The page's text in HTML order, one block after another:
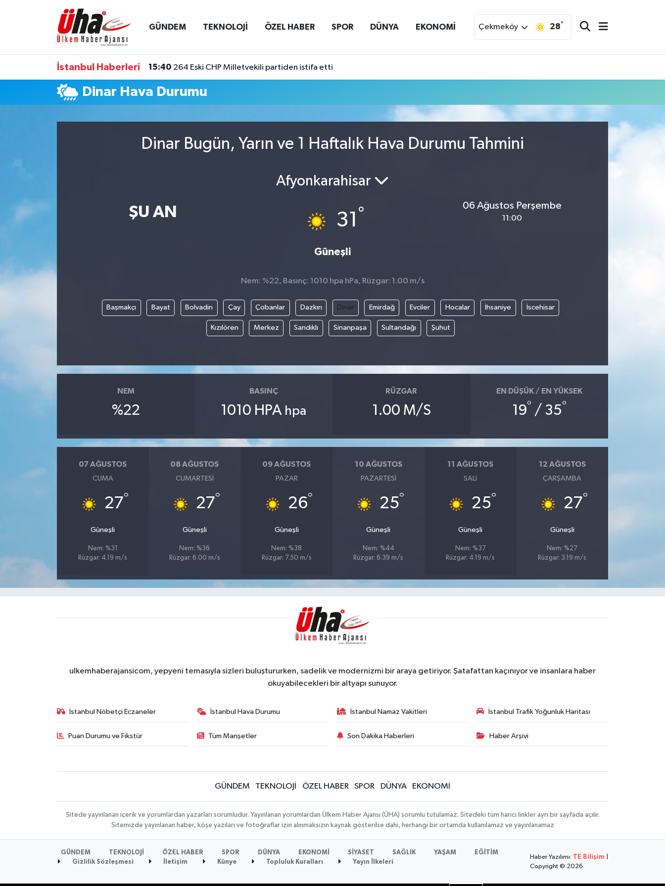
GÜNDEM TEKNOLOJİ ÖZEL HABER SPOR DÜNYA EKONOMİ Çekmeköy 28°
İstanbul Haberleri 15:40 264 Eski CHP Milletvekili partiden istifa etti
Dinar Hava Durumu
Dinar Bugün, Yarın ve 1 Haftalık Hava Durumu Tahmini
ŞU AN
Afyonkarahisar
31 °
Güneşli
06 Ağustos Perşembe
11:00
Nem: %22, Basınç: 1010 hpa hPa, Rüzgar: 1.00 m/s
Başmakçı Bayat Bolvadin Çay Çobanlar Dazkırı Dinar Emirdağ Evciler Hocalar İhsaniye İscehisar
Kızılören Merkez Sandıklı Sinanpaşa Sultandağı Şuhut
NEM
%22
BASINÇ
1010 HPA hpa
RÜZGAR
1.00 M/S
EN DÜŞÜK / EN YÜKSEK
19° / 35°
07 AĞUSTOS
CUMA
27°
Güneşli
Nem: %31
Rüzgar: 4.19 m/s
08 AĞUSTOS
CUMARTESI
27°
Güneşli
Nem: %36
Rüzgar: 6.00 m/s
09 AĞUSTOS
PAZAR
26°
Güneşli
Nem: %38
Rüzgar: 7.50 m/s
10 AĞUSTOS
PAZARTESI
25°
Güneşli
Nem: %44
Rüzgar: 6.39 m/s
11 AĞUSTOS
SALI
25°
Güneşli
Nem: %37
Rüzgar: 4.19 m/s
12 AĞUSTOS
ÇARŞAMBA
27°
Güneşli
Nem: %27
Rüzgar: 3.19 m/s
ulkemhaberajansicom, yepyeni temasıyla sizleri buluştururken, sadelik ve modernizmi bir araya getiriyor. Şatafattan kaçınıyor ve insanlara haber
okuyabilecekleri bir altyapı sunuyor.
İstanbul Nöbetçi Eczaneler İstanbul Hava Durumu İstanbul Namaz Vakitleri İstanbul Trafik Yoğunluk Haritası
Puan Durumu ve Fikstür Tüm Manşetler Son Dakika Haberleri Haber Arşivi
GÜNDEM TEKNOLOJİ ÖZEL HABER SPOR DÜNYA EKONOMİ
Sitede yayınlanan içerik ve yorumlardan yazarları sorumludur. Yayınlanan yorumlardan Ülkem Haber Ajansı (ÜHA) sorumlu tutulamaz. Sitedeki tüm harici linkler ayrı bir sayfada açılır.
Sitemizde yayınlanan haber, köşe yazıları ve fotoğraflar izin alınmaksızın kaynak gösterilse dahi, herhangi bir ortamda kullanılamaz ve yayınlanamaz
GÜNDEM TEKNOLOJİ ÖZEL HABER SPOR DÜNYA EKONOMİ SİYASET SAĞLIK YAŞAM
EĞİTİM
Gizlilik Sözleşmesi
İletişim Künye Topluluk Kuralları Yayın İlkeleri
Haber Yazılımı: TE Bilişim
Copyright © 2026
İstanbul Nöbetçi Eczaneler
İstanbul Hava Durumu
İstanbul Namaz Vakitleri
Süper Lig Puan Durumu ve Fikstür